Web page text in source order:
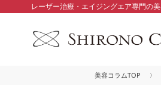
レーザー治療・エイジングエア専門の
美容コラムTOP